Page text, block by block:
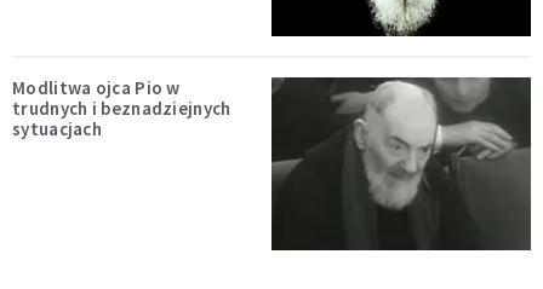
Modlitwa ojca Pio w
trudnych i beznadziejnych
sytuacjach